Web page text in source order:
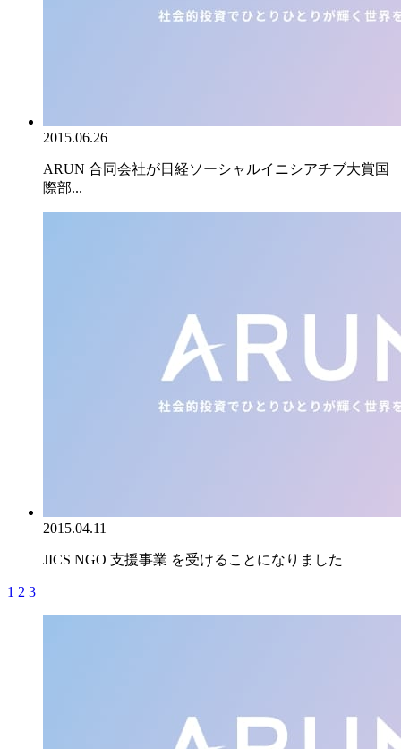
2015.06.26
ARUN 合同会社が日経ソーシャルイニシアチブ大賞国
際部...
2015.04.11
JICS NGO 支援事業 を受けることになりました
1 2 3